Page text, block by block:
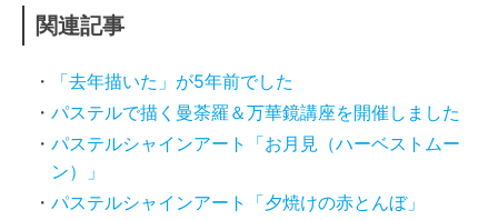
関連記事
「去年描いた」が5年前でした
パステルで描く曼荼羅＆万華鏡講座を開催しました
パステルシャインアート「お月見（ハーベストムー
ン）」
パステルシャインアート「夕焼けの赤とんぼ」